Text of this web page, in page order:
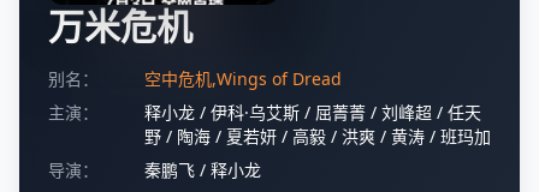
万米危机
别名：
空中危机,Wings of Dread
主演：
释小龙 / 伊科·乌艾斯 / 屈菁菁 / 刘峰超 / 任天
野 / 陶海 / 夏若妍 / 高毅 / 洪爽 / 黄涛 / 班玛加
导演：
秦鹏飞 / 释小龙